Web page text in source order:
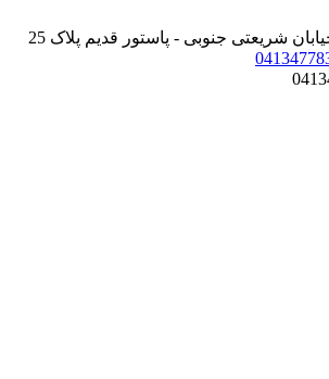
شریعتی جنوبی - پاستور قدیم پلاک 25